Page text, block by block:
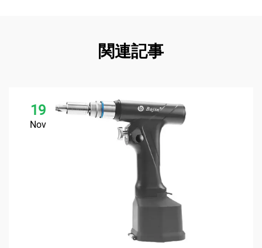
関連記事
19
Nov